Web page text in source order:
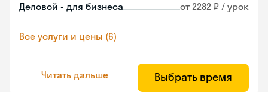
Деловой - для бизнеса от 2282 ₽ / урок
Все услуги и цены (6)
Читать дальше Выбрать время